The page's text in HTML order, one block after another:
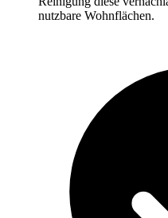
nutzbare Wohnflächen.